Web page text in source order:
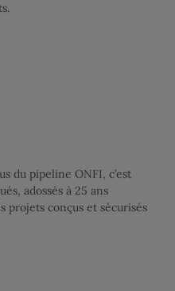
du pipeline ONFI, c’est
adossés à 25 ans
projets conçus et sécurisés